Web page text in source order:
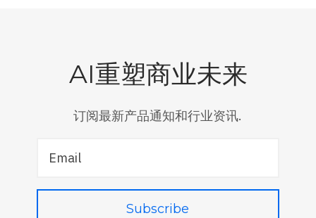
AI重塑商业未来
订阅最新产品通知和行业资讯.